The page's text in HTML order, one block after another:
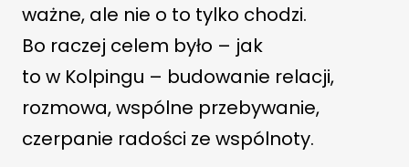
ważne, ale nie o to tylko chodzi.
Bo raczej celem było – jak
to w Kolpingu – budowanie relacji,
rozmowa, wspólne przebywanie,
czerpanie radości ze wspólnoty.